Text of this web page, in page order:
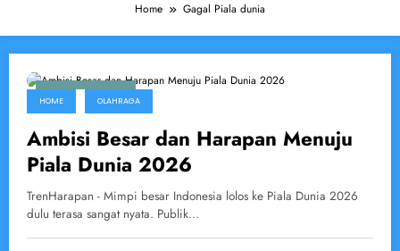
Home Gagal Piala dunia
HOME OLAHRAGA
Ambisi Besar dan Harapan Menuju
Piala Dunia 2026
TrenHarapan - Mimpi besar Indonesia lolos ke Piala Dunia 2026
dulu terasa sangat nyata. Publik…